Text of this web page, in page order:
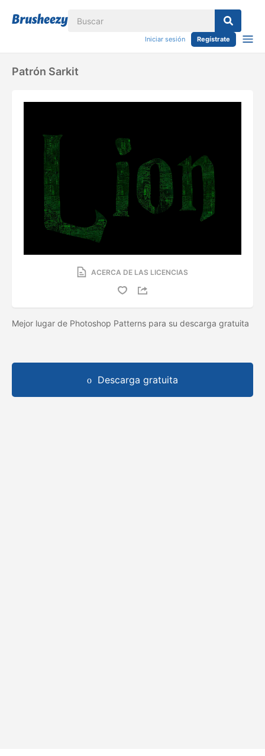
Iniciar sesión Regístrate
Patrón Sarkit
ACERCA DE LAS LICENCIAS
Mejor lugar de Photoshop Patterns para su descarga gratuita
Descarga gratuita